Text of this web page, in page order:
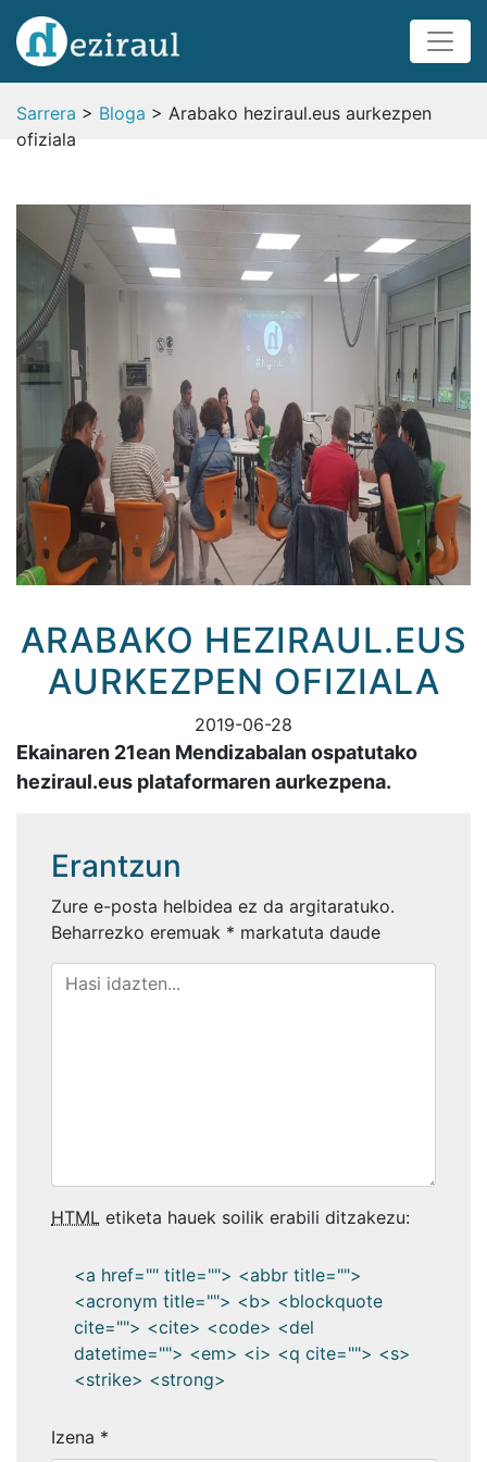
Sarrera > Bloga > Arabako heziraul.eus aurkezpen
ofiziala
ARABAKO HEZIRAUL.EUS
AURKEZPEN OFIZIALA
2019-06-28
Ekainaren 21ean Mendizabalan ospatutako
heziraul.eus plataformaren aurkezpena.
Erantzun
Zure e-posta helbidea ez da argitaratuko.
Beharrezko eremuak * markatuta daude
HTML etiketa hauek soilik erabili ditzakezu:
<a href="" title=""> <abbr title="">
<acronym title=""> <b> <blockquote
cite=""> <cite> <code> <del
datetime=""> <em> <i> <q cite=""> <s>
<strike> <strong>
Izena *